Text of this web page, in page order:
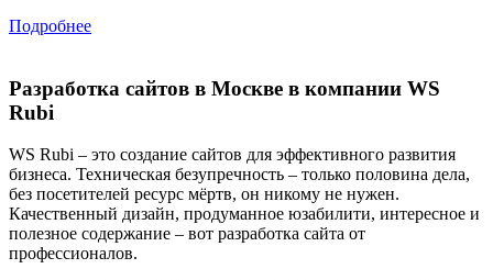
Подробнее
Разработка сайтов в Москве в компании WS
Rubi
WS Rubi – это создание сайтов для эффективного развития
бизнеса. Техническая безупречность – только половина дела,
без посетителей ресурс мёртв, он никому не нужен.
Качественный дизайн, продуманное юзабилити, интересное и
полезное содержание – вот разработка сайта от
профессионалов.